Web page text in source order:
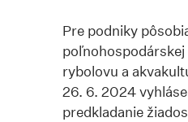
Pre podniky
rybolovu a
26. 6. 2024
predkladanie